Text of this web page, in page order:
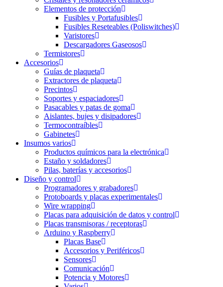
Elementos de protección
Fusibles y Portafusibles
Fusibles Reseteables (Poliswitches)
Varistores
Descargadores Gaseosos
Termistores
Accesorios
Guías de plaqueta
Extractores de plaqueta
Precintos
Soportes y espaciadores
Pasacables y patas de goma
Aislantes, bujes y disipadores
Termocontraíbles
Gabinetes
Insumos varios
Productos químicos para la electrónica
Estaño y soldadores
Pilas, baterías y accesorios
Diseño y control
Programadores y grabadores
Protoboards y placas experimentales
Wire wrapping
Placas para adquisición de datos y control
Placas transmisoras / receptoras
Arduino y Raspberry
Placas Base
Accesorios y Periféricos
Sensores
Comunicación
Potencia y Motores